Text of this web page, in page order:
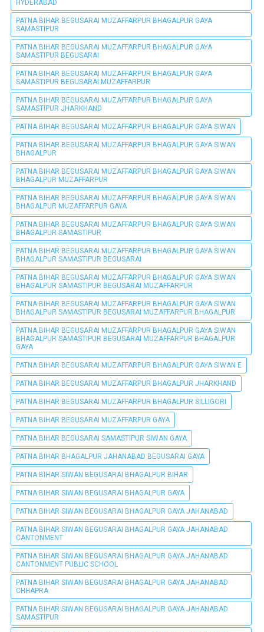
HYDERABAD
PATNA BIHAR BEGUSARAI MUZAFFARPUR BHAGALPUR GAYA
SAMASTIPUR
PATNA BIHAR BEGUSARAI MUZAFFARPUR BHAGALPUR GAYA
SAMASTIPUR BEGUSARAI
PATNA BIHAR BEGUSARAI MUZAFFARPUR BHAGALPUR GAYA
SAMASTIPUR BEGUSARAI MUZAFFARPUR
PATNA BIHAR BEGUSARAI MUZAFFARPUR BHAGALPUR GAYA
SAMASTIPUR JHARKHAND
PATNA BIHAR BEGUSARAI MUZAFFARPUR BHAGALPUR GAYA SIWAN
PATNA BIHAR BEGUSARAI MUZAFFARPUR BHAGALPUR GAYA SIWAN
BHAGALPUR
PATNA BIHAR BEGUSARAI MUZAFFARPUR BHAGALPUR GAYA SIWAN
BHAGALPUR MUZAFFARPUR
PATNA BIHAR BEGUSARAI MUZAFFARPUR BHAGALPUR GAYA SIWAN
BHAGALPUR MUZAFFARPUR GAYA
PATNA BIHAR BEGUSARAI MUZAFFARPUR BHAGALPUR GAYA SIWAN
BHAGALPUR SAMASTIPUR
PATNA BIHAR BEGUSARAI MUZAFFARPUR BHAGALPUR GAYA SIWAN
BHAGALPUR SAMASTIPUR BEGUSARAI
PATNA BIHAR BEGUSARAI MUZAFFARPUR BHAGALPUR GAYA SIWAN
BHAGALPUR SAMASTIPUR BEGUSARAI MUZAFFARPUR
PATNA BIHAR BEGUSARAI MUZAFFARPUR BHAGALPUR GAYA SIWAN
BHAGALPUR SAMASTIPUR BEGUSARAI MUZAFFARPUR BHAGALPUR
PATNA BIHAR BEGUSARAI MUZAFFARPUR BHAGALPUR GAYA SIWAN
BHAGALPUR SAMASTIPUR BEGUSARAI MUZAFFARPUR BHAGALPUR
GAYA
PATNA BIHAR BEGUSARAI MUZAFFARPUR BHAGALPUR GAYA SIWAN E
PATNA BIHAR BEGUSARAI MUZAFFARPUR BHAGALPUR JHARKHAND
PATNA BIHAR BEGUSARAI MUZAFFARPUR BHAGALPUR SILLIGORI
PATNA BIHAR BEGUSARAI MUZAFFARPUR GAYA
PATNA BIHAR BEGUSARAI SAMASTIPUR SIWAN GAYA
PATNA BIHAR BHAGALPUR JAHANABAD BEGUSARAI GAYA
PATNA BIHAR SIWAN BEGUSARAI BHAGALPUR BIHAR
PATNA BIHAR SIWAN BEGUSARAI BHAGALPUR GAYA
PATNA BIHAR SIWAN BEGUSARAI BHAGALPUR GAYA JAHANABAD
PATNA BIHAR SIWAN BEGUSARAI BHAGALPUR GAYA JAHANABAD
CANTONMENT
PATNA BIHAR SIWAN BEGUSARAI BHAGALPUR GAYA JAHANABAD
CANTONMENT PUBLIC SCHOOL
PATNA BIHAR SIWAN BEGUSARAI BHAGALPUR GAYA JAHANABAD
CHHAPRA
PATNA BIHAR SIWAN BEGUSARAI BHAGALPUR GAYA JAHANABAD
SAMASTIPUR